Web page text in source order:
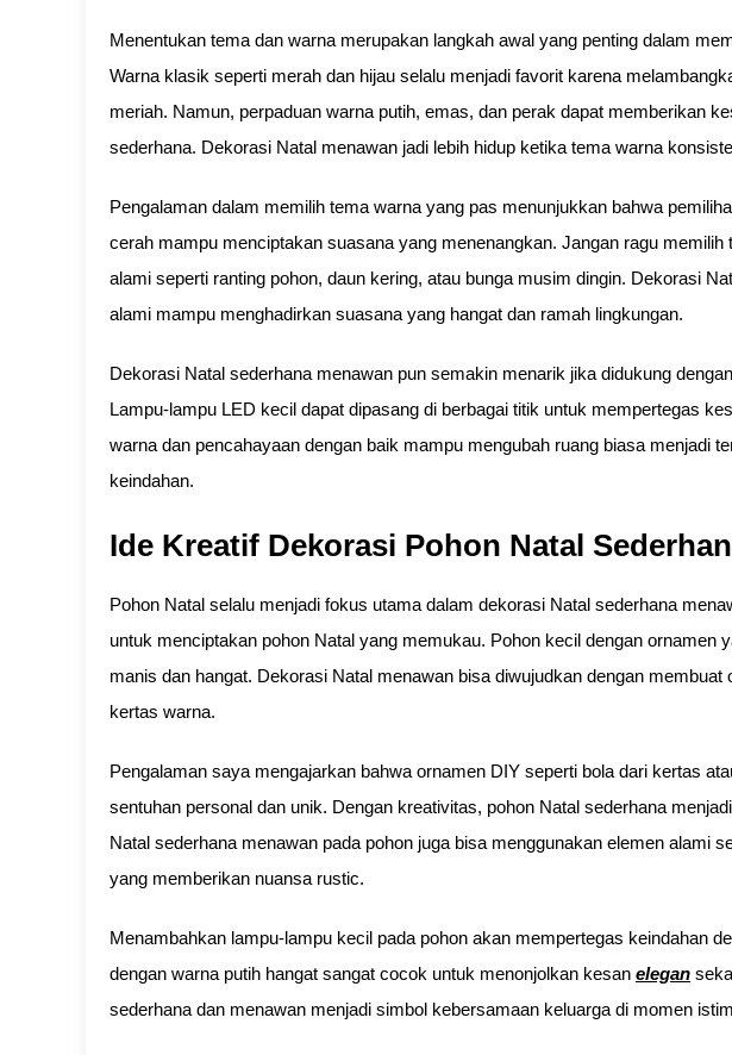
Menentukan tema dan warna merupakan langkah awal yang penting dalam
Warna klasik seperti merah dan hijau selalu menjadi favorit karena
meriah. Namun, perpaduan warna putih, emas, dan perak dapat memberikan
sederhana. Dekorasi Natal menawan jadi lebih hidup ketika tema warna
Pengalaman dalam memilih tema warna yang pas menunjukkan bahwa
cerah mampu menciptakan suasana yang menenangkan. Jangan ragu
alami seperti ranting pohon, daun kering, atau bunga musim dingin. Dekorasi
alami mampu menghadirkan suasana yang hangat dan ramah lingkungan.
Dekorasi Natal sederhana menawan pun semakin menarik jika didukung
Lampu-lampu LED kecil dapat dipasang di berbagai titik untuk mempertegas
warna dan pencahayaan dengan baik mampu mengubah ruang biasa menjadi
keindahan.
Ide Kreatif Dekorasi Pohon Natal
Pohon Natal selalu menjadi fokus utama dalam dekorasi Natal sederhana
untuk menciptakan pohon Natal yang memukau. Pohon kecil dengan ornamen
manis dan hangat. Dekorasi Natal menawan bisa diwujudkan dengan
kertas warna.
Pengalaman saya mengajarkan bahwa ornamen DIY seperti bola dari kertas
sentuhan personal dan unik. Dengan kreativitas, pohon Natal sederhana
Natal sederhana menawan pada pohon juga bisa menggunakan elemen alami
yang memberikan nuansa rustic.
Menambahkan lampu-lampu kecil pada pohon akan mempertegas keindahan
dengan warna putih hangat sangat cocok untuk menonjolkan kesan elegan
sederhana dan menawan menjadi simbol kebersamaan keluarga di momen